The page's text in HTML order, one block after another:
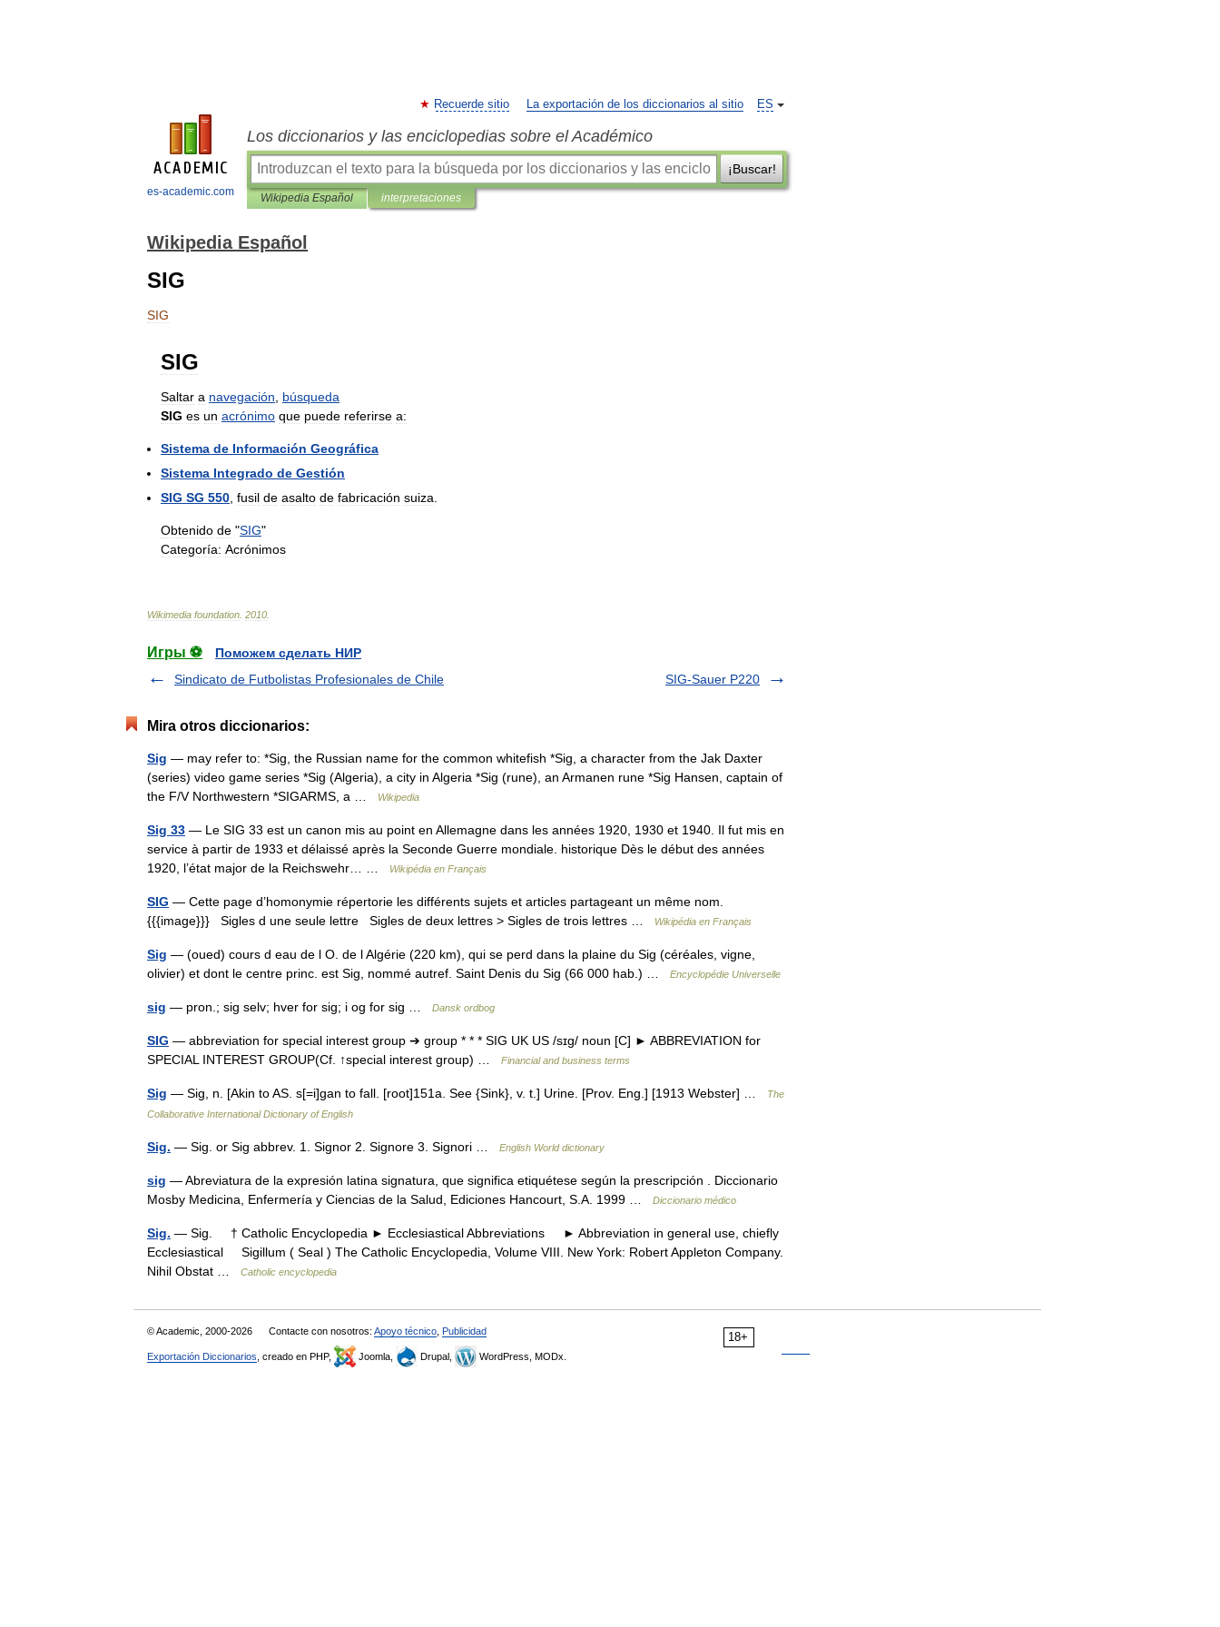
es-academic.com
ES
Recuerde sitio La exportación de los diccionarios al sitio
Los diccionarios y las enciclopedias sobre el Académico
¡Buscar!
Wikipedia Español interpretaciones
Wikipedia Español
SIG
SIG
SIG
Saltar a navegación
búsqueda
SIG es un acrónimo que puede referirse a:
Sistema de Información Geográfica
Sistema Integrado de Gestión
SIG SG 550 fusil de asalto de fabricación suiza
Obtenido de "SIG"
Categoría: Acrónimos
Wikimedia foundation 2010
Игры ⚽
Поможем сделать НИР
Sindicato de Futbolistas Profesionales de Chile
SIG-Sauer P220
Mira otros diccionarios:
Sig — may refer to: *Sig, the Russian name for the common whitefish *Sig, a character from the Jak Daxter
(series) video game series *Sig (Algeria), a city in Algeria *Sig (rune), an Armanen rune *Sig Hansen, captain of
the F/V Northwestern *SIGARMS, a …
Wikipedia
Sig 33 — Le SIG 33 est un canon mis au point en Allemagne dans les années 1920, 1930 et 1940. Il fut mis en
service à partir de 1933 et délaissé après la Seconde Guerre mondiale. historique Dès le début des années
1920, l’état major de la Reichswehr… …
Wikipédia en Français
SIG — Cette page d’homonymie répertorie les différents sujets et articles partageant un même nom.
{{{image}}} Sigles d une seule lettre Sigles de deux lettres > Sigles de trois lettres …
Wikipédia en Français
Sig — (oued) cours d eau de l O. de l Algérie (220 km), qui se perd dans la plaine du Sig (céréales, vigne,
olivier) et dont le centre princ. est Sig, nommé autref. Saint Denis du Sig (66 000 hab.) …
Encyclopédie Universelle
sig — pron.; sig selv; hver for sig; i og for sig … Dansk ordbog
SIG — abbreviation for special interest group ➔ group * * * SIG UK US /sɪɡ/ noun [C] ► ABBREVIATION for
SPECIAL INTEREST GROUP(Cf. ↑special interest group) …
Financial and business terms
Sig — Sig, n. [Akin to AS. s[=i]gan to fall. [root]151a. See {Sink}, v. t.] Urine. [Prov. Eng.] [1913 Webster] …
The
Collaborative International Dictionary of English
Sig. — Sig. or Sig abbrev. 1. Signor 2. Signore 3. Signori … English World dictionary
sig — Abreviatura de la expresión latina signatura, que significa etiquétese según la prescripción . Diccionario
Mosby Medicina, Enfermería y Ciencias de la Salud, Ediciones Hancourt, S.A. 1999 …
Diccionario médico
Sig. — Sig. † Catholic Encyclopedia ► Ecclesiastical Abbreviations ► Abbreviation in general use, chiefly
Ecclesiastical Sigillum ( Seal ) The Catholic Encyclopedia, Volume VIII. New York: Robert Appleton Company.
Nihil Obstat …
Catholic encyclopedia
18+
© Academic, 2000-2026 Contacte con nosotros: Apoyo técnico Publicidad
Exportación Diccionarios , creado en PHP, Joomla, Drupal, WordPress, MODx.